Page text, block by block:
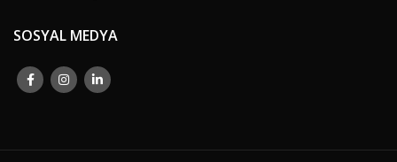
SOSYAL MEDYA